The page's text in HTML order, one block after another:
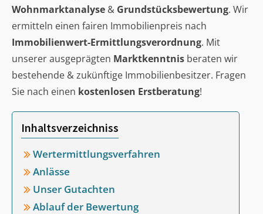
Wohnmarktanalyse & Grundstücksbewertung. Wir
ermitteln einen fairen Immobilienpreis nach
Immobilienwert-Ermittlungsverordnung. Mit
unserer ausgeprägten Marktkenntnis beraten wir
bestehende & zukünftige Immobilienbesitzer. Fragen
Sie nach einen kostenlosen Erstberatung!
Inhaltsverzeichniss
Wertermittlungsverfahren
Anlässe
Unser Gutachten
Ablauf der Bewertung